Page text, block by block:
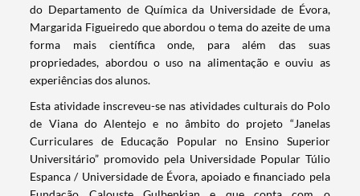
do Departamento de Química da Universidade de Évora,
Margarida Figueiredo que abordou o tema do azeite de uma
forma mais científica onde, para além das suas
propriedades, abordou o uso na alimentação e ouviu as
experiências dos alunos.
Esta atividade inscreveu-se nas atividades culturais do Polo
de Viana do Alentejo e no âmbito do projeto “Janelas
Curriculares de Educação Popular no Ensino Superior
Universitário” promovido pela Universidade Popular Túlio
Espanca / Universidade de Évora, apoiado e financiado pela